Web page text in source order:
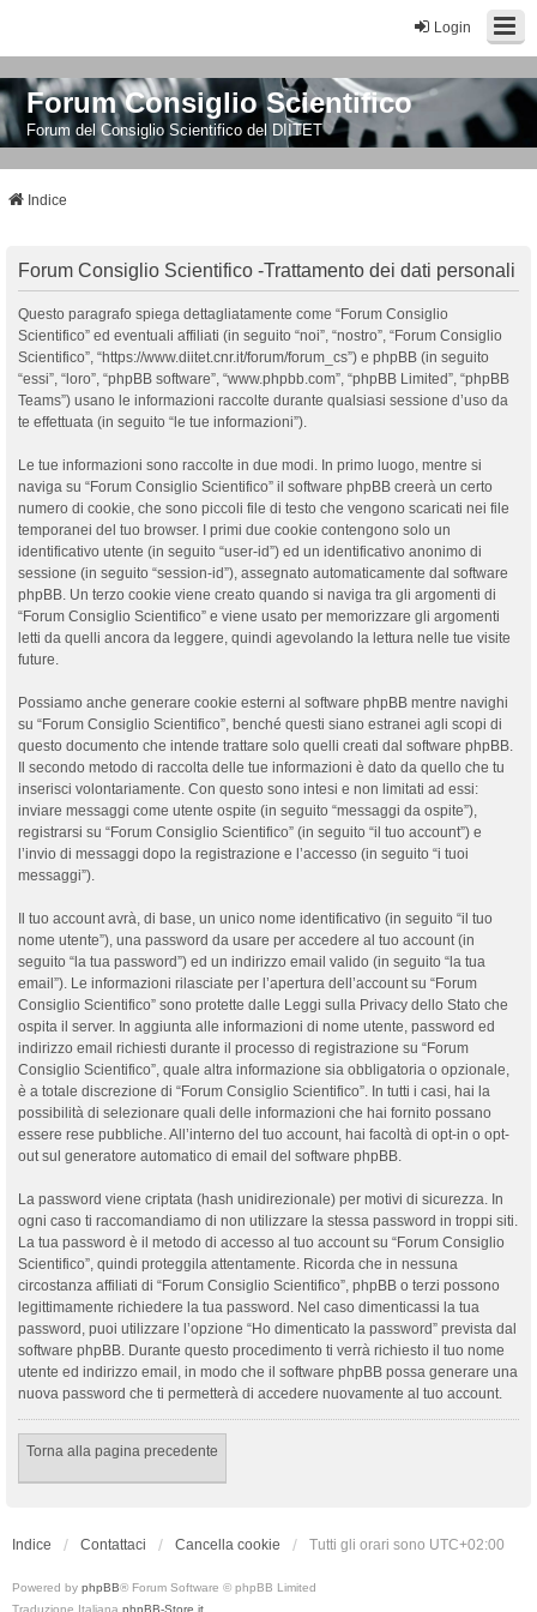
Login
Forum Consiglio Scientifico
Forum del Consiglio Scientifico del DIITET
Indice
Forum Consiglio Scientifico -Trattamento dei dati personali
Questo paragrafo spiega dettagliatamente come “Forum Consiglio
Scientifico” ed eventuali affiliati (in seguito “noi”, “nostro”, “Forum Consiglio
Scientifico”, “https://www.diitet.cnr.it/forum/forum_cs”) e phpBB (in seguito
“essi”, “loro”, “phpBB software”, “www.phpbb.com”, “phpBB Limited”, “phpBB
Teams”) usano le informazioni raccolte durante qualsiasi sessione d’uso da
te effettuata (in seguito “le tue informazioni”).
Le tue informazioni sono raccolte in due modi. In primo luogo, mentre si
naviga su “Forum Consiglio Scientifico” il software phpBB creerà un certo
numero di cookie, che sono piccoli file di testo che vengono scaricati nei file
temporanei del tuo browser. I primi due cookie contengono solo un
identificativo utente (in seguito “user-id”) ed un identificativo anonimo di
sessione (in seguito “session-id”), assegnato automaticamente dal software
phpBB. Un terzo cookie viene creato quando si naviga tra gli argomenti di
“Forum Consiglio Scientifico” e viene usato per memorizzare gli argomenti
letti da quelli ancora da leggere, quindi agevolando la lettura nelle tue visite
future.
Possiamo anche generare cookie esterni al software phpBB mentre navighi
su “Forum Consiglio Scientifico”, benché questi siano estranei agli scopi di
questo documento che intende trattare solo quelli creati dal software phpBB.
Il secondo metodo di raccolta delle tue informazioni è dato da quello che tu
inserisci volontariamente. Con questo sono intesi e non limitati ad essi:
inviare messaggi come utente ospite (in seguito “messaggi da ospite”),
registrarsi su “Forum Consiglio Scientifico” (in seguito “il tuo account”) e
l’invio di messaggi dopo la registrazione e l’accesso (in seguito “i tuoi
messaggi”).
Il tuo account avrà, di base, un unico nome identificativo (in seguito “il tuo
nome utente”), una password da usare per accedere al tuo account (in
seguito “la tua password”) ed un indirizzo email valido (in seguito “la tua
email”). Le informazioni rilasciate per l’apertura dell’account su “Forum
Consiglio Scientifico” sono protette dalle Leggi sulla Privacy dello Stato che
ospita il server. In aggiunta alle informazioni di nome utente, password ed
indirizzo email richiesti durante il processo di registrazione su “Forum
Consiglio Scientifico”, quale altra informazione sia obbligatoria o opzionale,
è a totale discrezione di “Forum Consiglio Scientifico”. In tutti i casi, hai la
possibilità di selezionare quali delle informazioni che hai fornito possano
essere rese pubbliche. All’interno del tuo account, hai facoltà di opt-in o opt-
out sul generatore automatico di email del software phpBB.
La password viene criptata (hash unidirezionale) per motivi di sicurezza. In
ogni caso ti raccomandiamo di non utilizzare la stessa password in troppi siti.
La tua password è il metodo di accesso al tuo account su “Forum Consiglio
Scientifico”, quindi proteggila attentamente. Ricorda che in nessuna
circostanza affiliati di “Forum Consiglio Scientifico”, phpBB o terzi possono
legittimamente richiedere la tua password. Nel caso dimenticassi la tua
password, puoi utilizzare l’opzione “Ho dimenticato la password” prevista dal
software phpBB. Durante questo procedimento ti verrà richiesto il tuo nome
utente ed indirizzo email, in modo che il software phpBB possa generare una
nuova password che ti permetterà di accedere nuovamente al tuo account.
Torna alla pagina precedente
Indice Contattaci Cancella cookie Tutti gli orari sono UTC+02:00
Powered by phpBB® Forum Software © phpBB Limited
Traduzione Italiana phpBB-Store.it